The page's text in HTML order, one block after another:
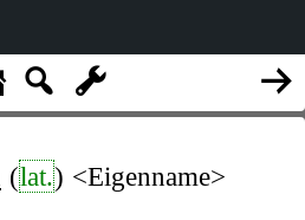
(lat.) <Eigenname>